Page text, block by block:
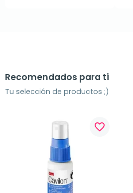
Recomendados para ti
Tu selección de productos ;)
favorite_border